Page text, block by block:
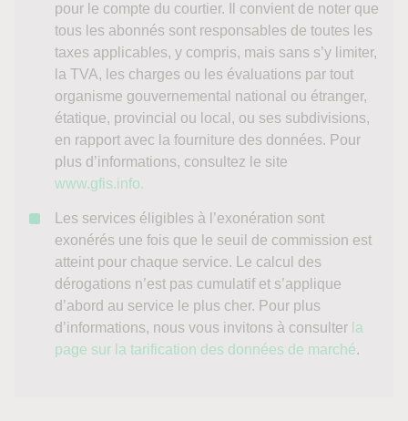
pour le compte du courtier. Il convient de noter que
tous les abonnés sont responsables de toutes les
taxes applicables, y compris, mais sans s’y limiter,
la TVA, les charges ou les évaluations par tout
organisme gouvernemental national ou étranger,
étatique, provincial ou local, ou ses subdivisions,
en rapport avec la fourniture des données. Pour
plus d’informations, consultez le site
www.gfis.info.
Les services éligibles à l’exonération sont
exonérés une fois que le seuil de commission est
atteint pour chaque service. Le calcul des
dérogations n’est pas cumulatif et s’applique
d’abord au service le plus cher. Pour plus
d’informations, nous vous invitons à consulter la
page sur la tarification des données de marché.